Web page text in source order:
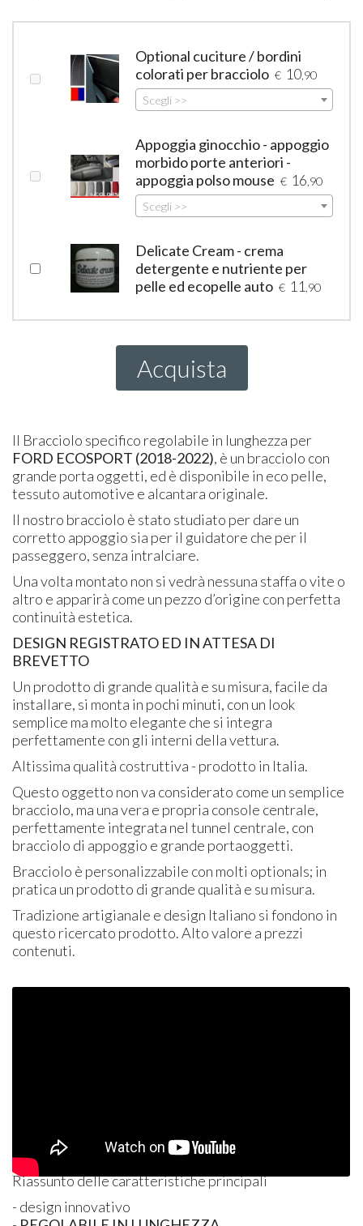
Optional cuciture / bordini
colorati per bracciolo € 10 ,90
Scegli >>
Appoggia ginocchio - appoggio
morbido porte anteriori -
appoggia polso mouse € 16 ,90
Scegli >>
Delicate Cream - crema
detergente e nutriente per
pelle ed ecopelle auto € 11 ,90
Acquista
Il Bracciolo specifico regolabile in lunghezza per
FORD ECOSPORT (2018-2022), è un bracciolo con
grande porta oggetti, ed è disponibile in eco pelle,
tessuto automotive e alcantara originale.
Il nostro bracciolo è stato studiato per dare un
corretto appoggio sia per il guidatore che per il
passeggero, senza intralciare.
Una volta montato non si vedrà nessuna staffa o vite o
altro e apparirà come un pezzo d’origine con perfetta
continuità estetica.
DESIGN REGISTRATO ED IN ATTESA DI
BREVETTO
Un prodotto di grande qualità e su misura, facile da
installare, si monta in pochi minuti, con un look
semplice ma molto elegante che si integra
perfettamente con gli interni della vettura.
Altissima qualità costruttiva - prodotto in Italia.
Questo oggetto non va considerato come un semplice
bracciolo, ma una vera e propria console centrale,
perfettamente integrata nel tunnel centrale, con
bracciolo di appoggio e grande portaoggetti.
Bracciolo è personalizzabile con molti optionals; in
pratica un prodotto di grande qualità e su misura.
Tradizione artigianale e design Italiano si fondono in
questo ricercato prodotto. Alto valore a prezzi
contenuti.
Riassunto delle caratteristiche principali
- design innovativo